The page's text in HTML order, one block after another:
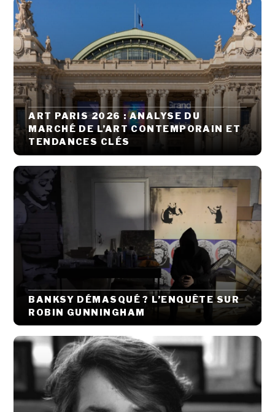
ART PARIS 2026 : ANALYSE DU
MARCHÉ DE L’ART CONTEMPORAIN ET
TENDANCES CLÉS
BANKSY DÉMASQUÉ ? L’ENQUÊTE SUR
ROBIN GUNNINGHAM